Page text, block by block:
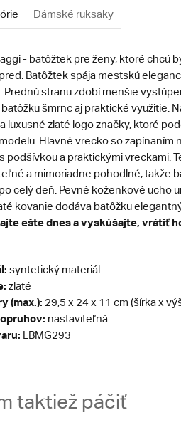
Dámské ruksaky
- batôžtek pre ženy, ktoré chcú
Batôžtek spája mestskú
Prednú stranu zdobí menšie
šmrnc aj praktické využitie.
luxusné zlaté logo značky, ktoré
Hlavné vrecko so zapínaním
podšívkou a praktickými vreckami.
a mimoriadne pohodlné, takže
celý deň. Pevné koženkové ucho
kovanie dodáva batôžku
ešte dnes a vyskúšajte, vrátiť
syntetický materiál
zlaté
(max.): 29,5 x 24 x 11 cm (šírka x
nastaviteľná
LBMG293
taktiež páčiť